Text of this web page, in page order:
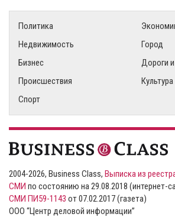
Политика
Недвижимость
Город
Бизнес
Дороги
Происшествия
Культура
Спорт
2004-2026, Business Class, Выписка из
СМИ по состоянию на 29.08.2018 (интернет-
СМИ ПИ59-1143 от 07.02.2017 (газета)
ООО “Центр деловой информации”